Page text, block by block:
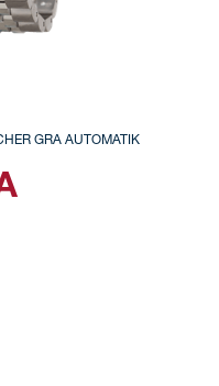
GRA AUTOMATIK